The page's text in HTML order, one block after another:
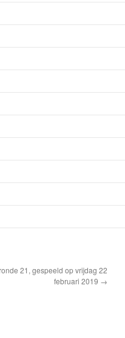
21, gespeeld op vrijdag 22
februari 2019 →